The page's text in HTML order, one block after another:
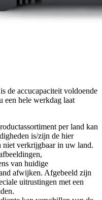
de accucapaciteit voldoende
een hele werkdag laat
per land kan
is/zijn de hier
niet verkrijgbaar in uw land.
van huidige
afwijken. Afgebeeld zijn
uitrustingen met een